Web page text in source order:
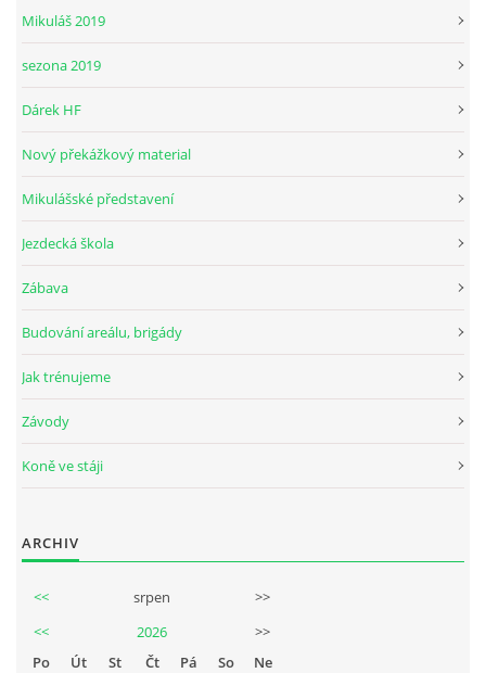
Mikuláš 2019
sezona 2019
Dárek HF
Nový překážkový material
Mikulášské představení
Jezdecká škola
Zábava
Budování areálu, brigády
Jak trénujeme
Závody
Koně ve stáji
ARCHIV
<< srpen
>>
<<
2026
>>
Po
Út St Čt Pá So Ne